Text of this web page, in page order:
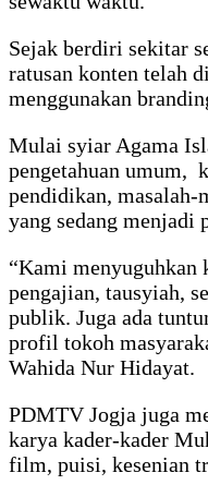
Sejak berdiri sekitar
ratusan konten telah
menggunakan
Mulai syiar Agama
pengetahuan umum,
pendidikan, masalah-
yang sedang menjadi
“Kami menyuguhkan
pengajian, tausyiah,
publik. Juga ada
profil tokoh
Wahida Nur Hidayat.
PDMTV Jogja juga
karya kader-kader
film, puisi, kesenian